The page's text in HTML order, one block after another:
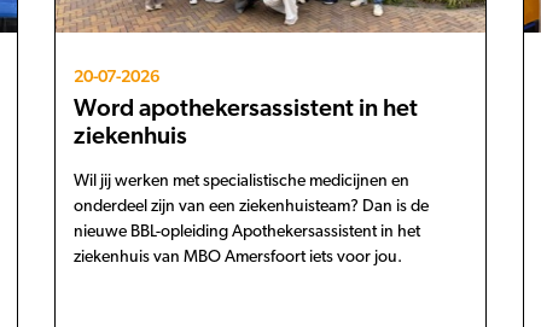
20-07-2026
Word apothekersassistent in het
ziekenhuis
Wil jij werken met specialistische medicijnen en
onderdeel zijn van een ziekenhuisteam? Dan is de
nieuwe BBL-opleiding Apothekersassistent in het
ziekenhuis van MBO Amersfoort iets voor jou.